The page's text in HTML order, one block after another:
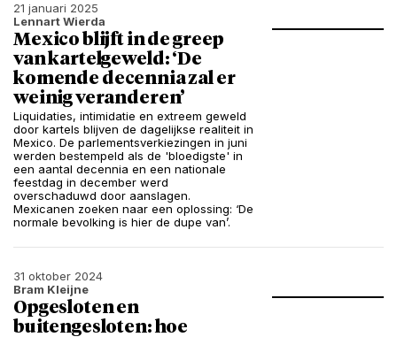
21 januari 2025
Lennart Wierda
Mexico blijft in de greep
van kartelgeweld: ‘De
komende decennia zal er
weinig veranderen’
Liquidaties, intimidatie en extreem geweld
door kartels blijven de dagelijkse realiteit in
Mexico. De parlementsverkiezingen in juni
werden bestempeld als de 'bloedigste' in
een aantal decennia en een nationale
feestdag in december werd
overschaduwd door aanslagen.
Mexicanen zoeken naar een oplossing: ‘De
normale bevolking is hier de dupe van’.
31 oktober 2024
Bram Kleijne
Opgesloten en
buitengesloten: hoe